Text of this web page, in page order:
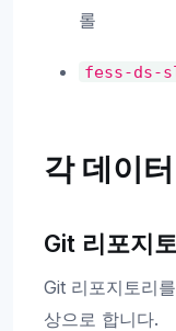
롤
fess-ds-
각 데이
Git 리포지
Git 리포지토리
상으로 합니다.